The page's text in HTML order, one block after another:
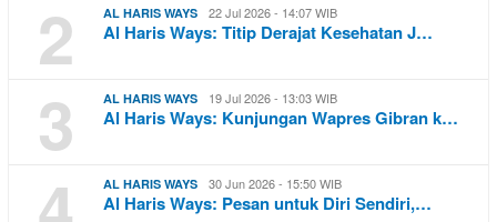
2 AL HARIS WAYS 22 Jul 2026 - 14:07 WIB
Al Haris Ways: Titip Derajat Kesehatan J…
3 AL HARIS WAYS 19 Jul 2026 - 13:03 WIB
Al Haris Ways: Kunjungan Wapres Gibran k…
AL HARIS WAYS 30 Jun 2026 - 15:50 WIB
Al Haris Ways: Pesan untuk Diri Sendiri,…